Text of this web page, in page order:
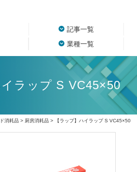
記事一覧
業種一覧
イラップ S VC45×50
消耗品> 厨房消耗品> 【ラップ】ハイラップ S VC45×50